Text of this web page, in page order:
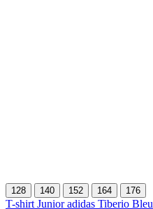
128 140 152 164 176
T-shirt Junior adidas Tiberio Bleu